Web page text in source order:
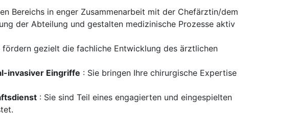
Bereichs in enger Zusammenarbeit mit der Chefärztin/dem
der Abteilung und gestalten medizinische Prozesse aktiv
fördern gezielt die fachliche Entwicklung des ärztlichen
invasiver Eingriffe : Sie bringen Ihre chirurgische Expertise
: Sie sind Teil eines engagierten und eingespielten